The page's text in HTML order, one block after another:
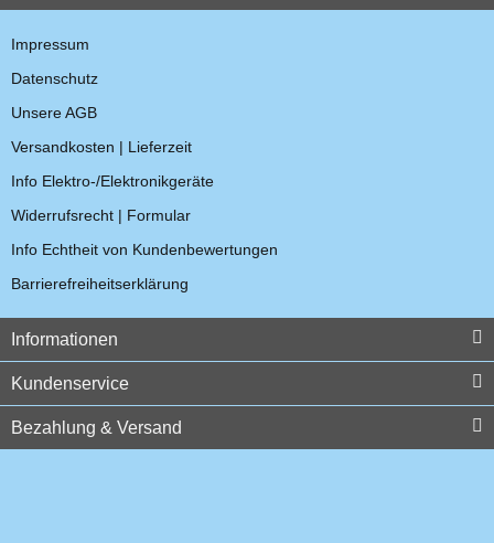
Kabelstecker PL259/10 PL-
Stecker (Male) 10mm
5,95 €*
Auf Lager
Ohm
Impressum
Datenschutz
Unsere AGB
Versandkosten | Lieferzeit
Info Elektro-/Elektronikgeräte
Widerrufsrecht | Formular
Info Echtheit von Kundenbewertungen
Barrierefreiheitserklärung
Informationen
Kundenservice
Bezahlung & Versand